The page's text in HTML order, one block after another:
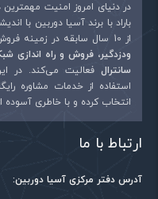
در دنیای امروز امنیت
باراد با برند آسیا دوربین با
از 10 سال سابقه در زمینه فروش،
ودزدگیر، فروش و راه اندازی
سانترال فعالیت می‌کند. در
استفاده از خدمات مشاوره
انتخاب کرده و با خاطری آسوده
ارتباط با ما
آدرس دفتر مرکزی آسیا دوربین: